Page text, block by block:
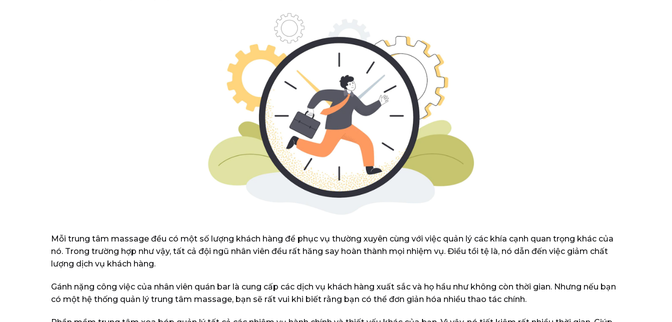
Mỗi trung tâm massage đều có một số lượng khách hàng để phục vụ thường xuyên cùng với việc quản lý các khía cạnh quan trọng khác của
nó. Trong trường hợp như vậy, tất cả đội ngũ nhân viên đều rất hăng say hoàn thành mọi nhiệm vụ. Điều tồi tệ là, nó dẫn đến việc giảm chất
lượng dịch vụ khách hàng.
Gánh nặng công việc của nhân viên quán bar là cung cấp các dịch vụ khách hàng xuất sắc và họ hầu như không còn thời gian. Nhưng nếu bạn
có một hệ thống quản lý trung tâm massage, bạn sẽ rất vui khi biết rằng bạn có thể đơn giản hóa nhiều thao tác chính.